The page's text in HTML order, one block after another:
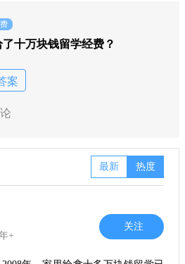
十万块钱留学经费？
案
最新 热度
+
关注